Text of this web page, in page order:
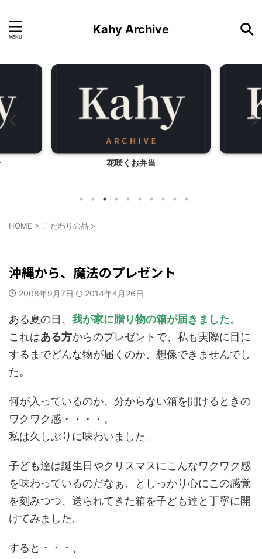
Kahy Archive
花咲くお弁当
HOME > こだわりの品 >
沖縄から、魔法のプレゼント
2008年9月7日 2014年4月26日
ある夏の日、 我が家に贈り物の箱が届きました。
これはある方からのプレゼントで、私も実際に目に
するまでどんな物が届くのか、想像できませんでし
た。
何が入っているのか、分からない箱を開けるときの
ワクワク感・・・・。
私は久しぶりに味わいました。
子ども達は誕生日やクリスマスにこんなワクワク感
を味わっているのだなぁ、としっかり心にこの感覚
を刻みつつ、送られてきた箱を子ども達と丁寧に開
けてみました。
すると・・・、